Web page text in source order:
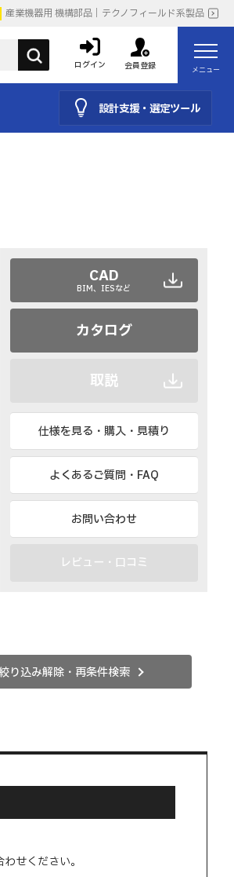
産業機器用 機構部品｜テクノフィールド系製品
ログイン 会員登録 メニュー
設計支援・選定ツール
CAD
BIM、IESなど
カタログ
取説
仕様を見る・購入・見積り
よくあるご質問・FAQ
お問い合わせ
レビュー・口コミ
り込み解除・再条件検索
せください。